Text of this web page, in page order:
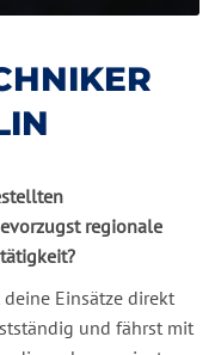
regionale
Einsätze direkt
und fährst mit